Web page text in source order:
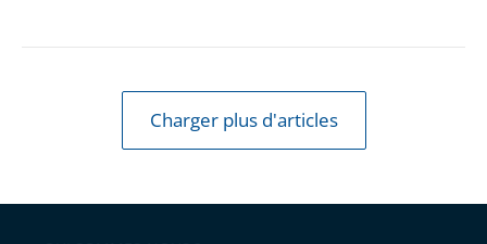
Charger plus d'articles